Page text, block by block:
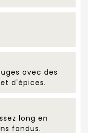
avec des
d'épices.
long en
fondus.